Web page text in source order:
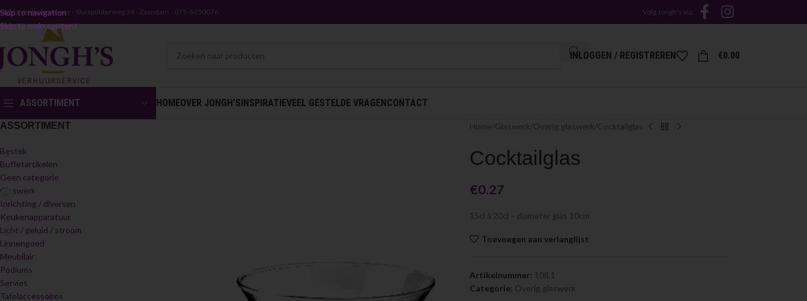
Skip to navigation
Skip to main content
Verhuurservice - Sluispolderweg 34 - Zaandam - 075-6350076 Volg Jongh's via:
INLOGGEN / REGISTREREN €0.00
ASSORTIMENT HOMEOVER JONGH’SINSPIRATIEVEEL GESTELDE VRAGENCONTACT
ASSORTIMENT
Bestek
Buffetartikelen
Geen categorie
Glaswerk
Inrichting / diversen
Keukenapparatuur
Licht / geluid / stroom
Linnengoed
Meubilair
Podiums
Servies
Tafelaccessoires
Home Glaswerk Overig glaswerk Cocktailglas
Cocktailglas
€0.27
15cl à 20cl – diameter glas 10cm
Toevoegen aan verlanglijst
Artikelnummer: 108.1
Categorie: Overig glaswerk